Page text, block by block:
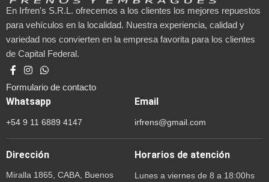
En Irfren's S.R.L. ofrecemos a los clientes los mejores repuestos
para vehículos en la localidad. Nuestra experiencia, calidad y
variedad nos convierten en la empresa favorita para los clientes
de Capital Federal.
Formulario de contacto
Whatsapp
+54 9 11 6889 4147
Email
irfrens@gmail.com
Dirección
Miralla 1865, CABA, Buenos
Horarios de atención
Lunes a viernes de 8 a 18:00hs